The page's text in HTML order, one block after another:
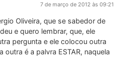
7 de março de 2012 às 09:21
Oliveira, que se sabedor de
e quero lembrar, que, ele
pergunta e ele colocou outra
é a palvra ESTAR, naquela